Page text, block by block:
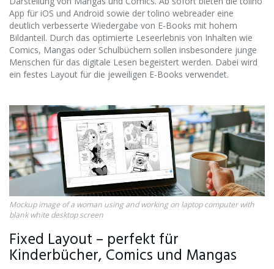
App für iOS und Android sowie der tolino webreader eine
deutlich verbesserte Wiedergabe von E-Books mit hohem
Bildanteil. Durch das optimierte Leseerlebnis von Inhalten wie
Comics, Mangas oder Schulbüchern sollen insbesondere junge
Menschen für das digitale Lesen begeistert werden. Dabei wird
ein festes Layout für die jeweiligen E-Books verwendet.
Mockup image of a woman using and working on laptop computer with
blank white desktop screen
Fixed Layout – perfekt für
Kinderbücher, Comics und Mangas